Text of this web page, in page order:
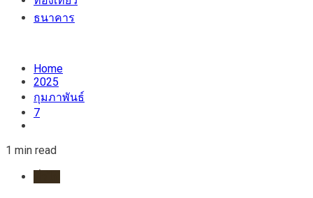
ธนาคาร
Home
2025
กุมภาพันธ์
7
1 min read